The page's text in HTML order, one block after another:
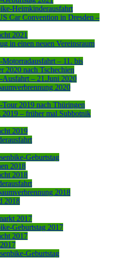
Heimkinderausfahrt
Car Convention in Dresden –
2021
in einen neuen Vereinsraum
Motorradausfahrt – 11. bis
2020 nach Tschechien
Ausfahrt – 21.Juni 2020
2020
Tour 2019 nach Thüringen
2019 – früher mal Subbotnik
2019
Geburtstag
2018
2018
2018
2018
2017
Geburtstag 2017
2017
Geburtstag